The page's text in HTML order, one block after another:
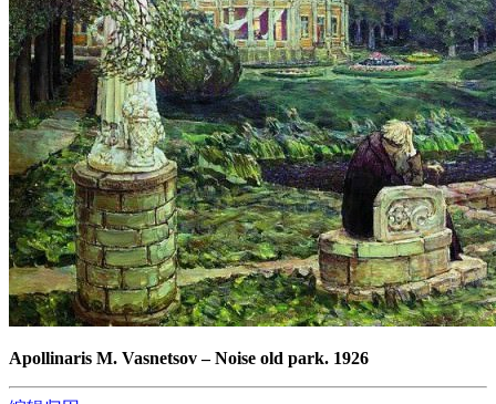
Apollinaris M. Vasnetsov–Noise old park. 1926